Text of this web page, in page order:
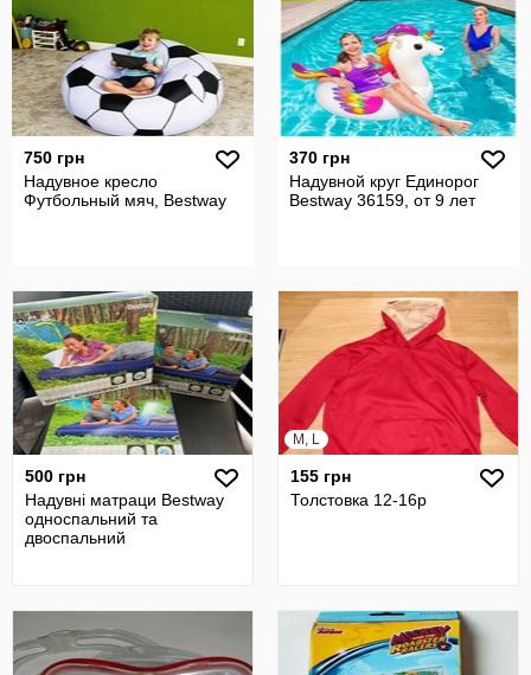
750 грн
Надувное кресло
Футбольный мяч, Bestway
370 грн
Надувной круг Единорог
Bestway 36159, от 9 лет
500 грн
Надувні матраци Bestway
односпальний та
двоспальний
M, L
155 грн
Толстовка 12-16р